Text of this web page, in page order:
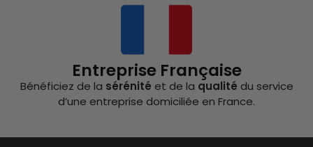
Entreprise Française
Bénéficiez de la sérénité et de la qualité du service
d’une entreprise domiciliée en France.